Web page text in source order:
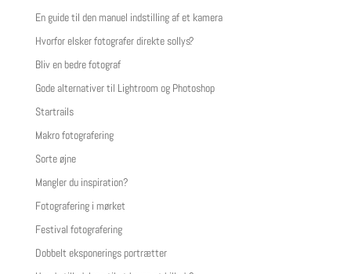
En guide til den manuel indstilling af et kamera
Hvorfor elsker fotografer direkte sollys?
Bliv en bedre fotograf
Gode alternativer til Lightroom og Photoshop
Startrails
Makro fotografering
Sorte øjne
Mangler du inspiration?
Fotografering i mørket
Festival fotografering
Dobbelt eksponerings portrætter